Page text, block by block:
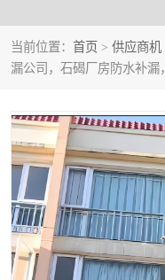
当前位置： 首页 > 供应商机
漏公司，石碣厂房防水补漏